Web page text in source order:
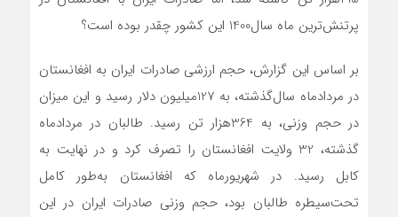
پر‌تنش‌ترین‌ ماه سال‌1400 این کشور چقدر بوده است؟
بر اساس این گزارش، حجم ارزشی صادرات ایران به افغانستان
در مرداد‌ماه سال‌گذشته، به 127‌میلیون دلار رسید‌ و این میزان
در حجم وزنی، به 364‌هزار تن رسید. طالبان در مرداد‌ماه
گذشته، 32 ولایت افغانستان را تصرف کرد و در نهایت به
کابل رسید. در شهریور‌ماه که افغانستان به‌طور کامل
تحت‌سیطره طالبان بود، حجم وزنی صادرات ایران در این